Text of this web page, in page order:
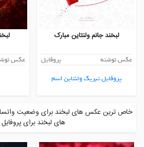
لبخند جانم ولنتاین مبارک
عکس نوشته
پروفایل
پروفایل تبریک ولنتاین اسم
عکس
خاص ترین عکس های لبخند برای وضعیت
های لبخند برای پروفایل